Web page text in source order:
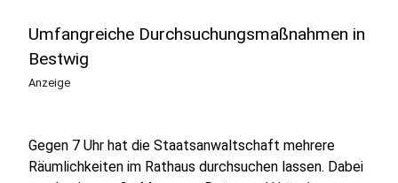
Umfangreiche Durchsuchungsmaßnahmen in
Bestwig
Anzeige
Gegen 7 Uhr hat die Staatsanwaltschaft mehrere
Räumlichkeiten im Rathaus durchsuchen lassen. Dabei